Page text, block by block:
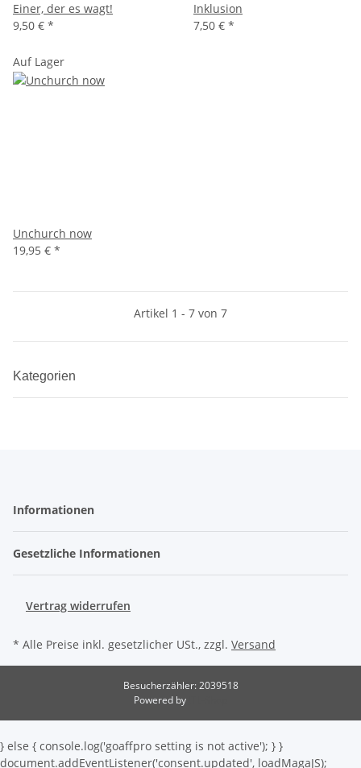
Einer, der es wagt!
9,50 € *
Inklusion
7,50 € *
Auf Lager
Unchurch now
19,95 € *
Artikel 1 - 7 von 7
Kategorien
Informationen
Gesetzliche Informationen
Vertrag widerrufen
* Alle Preise inkl. gesetzlicher USt., zzgl. Versand
Besucherzähler: 2039518
Powered by
} else { console.log('goaffpro setting is not active'); } }
document.addEventListener('consent.updated', loadMagaJS);